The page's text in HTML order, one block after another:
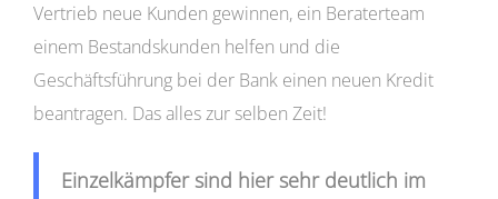
Vertrieb neue Kunden gewinnen, ein Beraterteam
einem Bestandskunden helfen und die
Geschäftsführung bei der Bank einen neuen Kredit
beantragen. Das alles zur selben Zeit!
Einzelkämpfer sind hier sehr deutlich im